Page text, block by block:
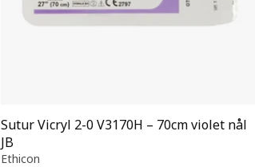
Sutur Vicryl 2-0 V3170H – 70cm violet nål
JB
Ethicon